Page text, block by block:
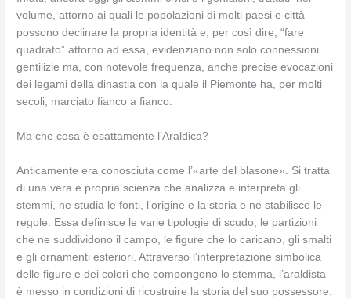
volume, attorno ai quali le popolazioni di molti paesi e città
possono declinare la propria identità e, per così dire, “fare
quadrato” attorno ad essa, evidenziano non solo connessioni
gentilizie ma, con notevole frequenza, anche precise evocazioni
dei legami della dinastia con la quale il Piemonte ha, per molti
secoli, marciato fianco a fianco.
Ma che cosa è esattamente l’Araldica?
Anticamente era conosciuta come l’«arte del blasone». Si tratta
di una vera e propria scienza che analizza e interpreta gli
stemmi, ne studia le fonti, l’origine e la storia e ne stabilisce le
regole. Essa definisce le varie tipologie di scudo, le partizioni
che ne suddividono il campo, le figure che lo caricano, gli smalti
e gli ornamenti esteriori. Attraverso l’interpretazione simbolica
delle figure e dei colori che compongono lo stemma, l’araldista
è messo in condizioni di ricostruire la storia del suo possessore: